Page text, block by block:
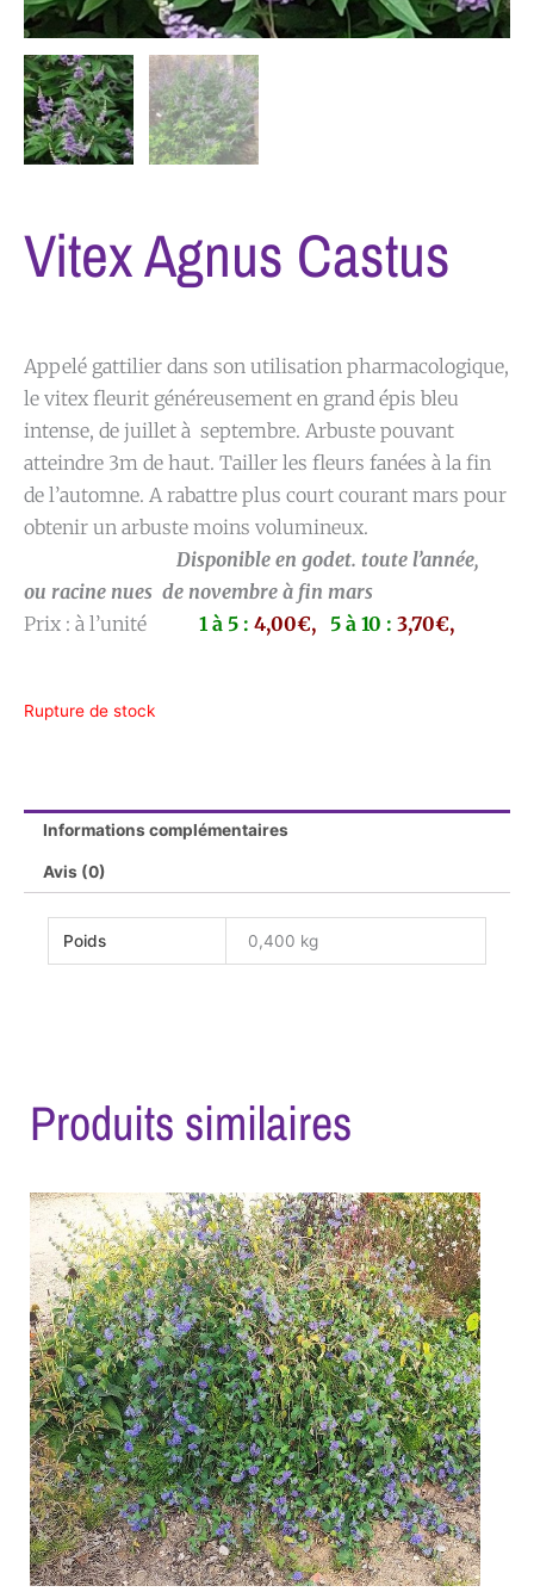
Vitex Agnus Castus
Appelé gattilier dans son utilisation pharmacologique,
le vitex fleurit généreusement en grand épis bleu
intense, de juillet à septembre. Arbuste pouvant
atteindre 3m de haut. Tailler les fleurs fanées à la fin
de l’automne. A rabattre plus court courant mars pour
obtenir un arbuste moins volumineux.
Disponible en godet. toute l’année,
ou racine nues de novembre à fin mars
Prix : à l’unité 1 à 5 : 4,00€, 5 à 10 : 3,70€,
Rupture de stock
Informations complémentaires
Avis (0)
Poids 0,400 kg
Produits similaires